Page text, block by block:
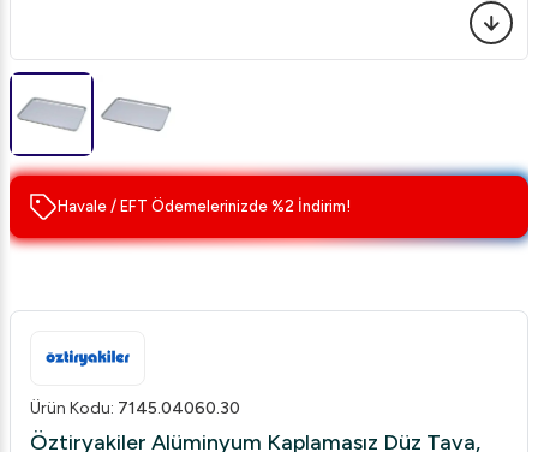
Havale / EFT Ödemelerinizde %2 İndirim!
Ürün Kodu: 7145.04060.30
Öztiryakiler Alüminyum Kaplamasız Düz Tava,